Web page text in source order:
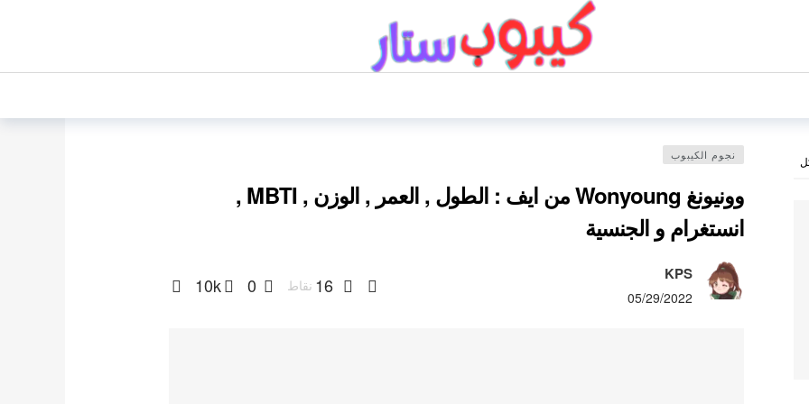
نجوم الكيبوب
وونيونغ Wonyoung من ايف : الطول , العمر , الوزن , MBTI ,
انستغرام و الجنسية
KPS
05/29/2022
16 نقاط 0
10k